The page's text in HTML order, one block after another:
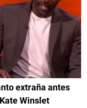
extraña antes
Winslet